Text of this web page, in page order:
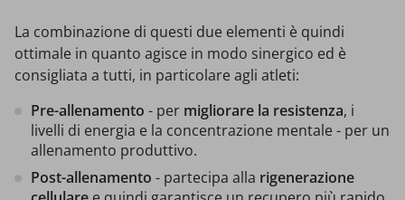
La combinazione di questi due elementi è quindi
ottimale in quanto agisce in modo sinergico ed è
consigliata a tutti, in particolare agli atleti:
Pre-allenamento - per migliorare la resistenza, i
livelli di energia e la concentrazione mentale - per un
allenamento produttivo.
Post-allenamento - partecipa alla rigenerazione